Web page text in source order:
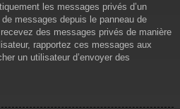
les messages privés d’un
messages depuis le panneau de
des messages privés de manière
rapportez ces messages aux
un utilisateur d’envoyer des